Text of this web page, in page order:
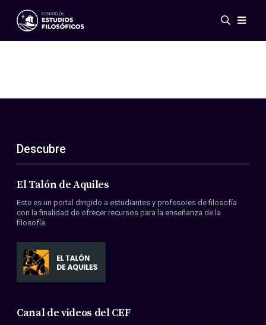
Eventos
ES
EN
Acerca de nosotros
Miembros
Convenios
Descubre
El Talón de Aquiles
Este es un portal dirigido a estudiantes y profesores de filosofía
con la finalidad de ofrecer recursos para la enseñanza de la
filosofía.
Canal de videos del CEF